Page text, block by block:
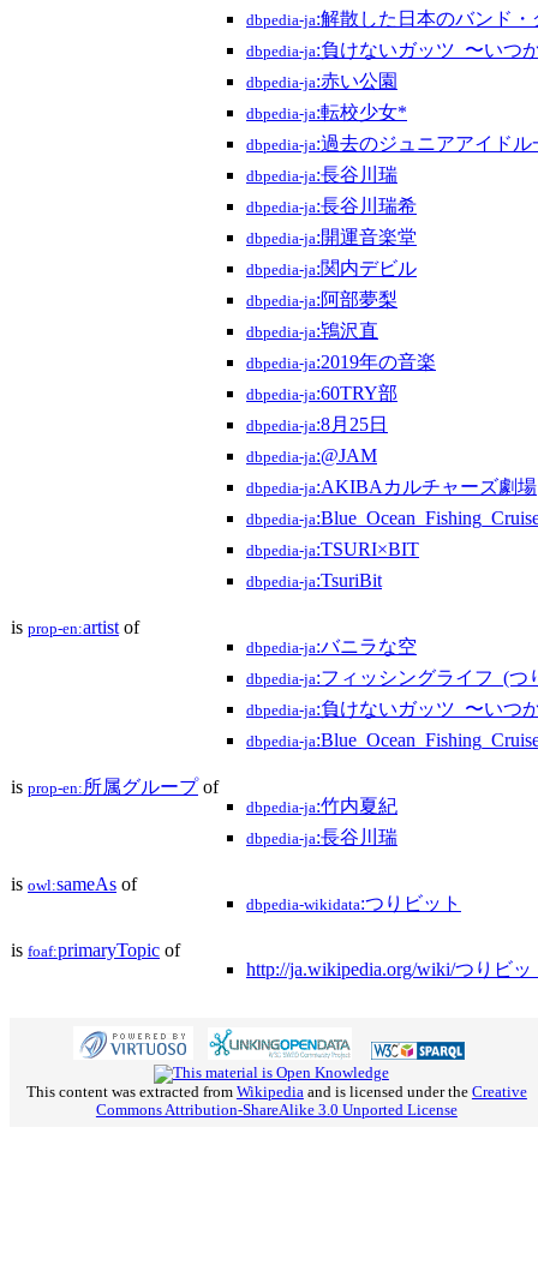
dbpedia-ja:解散した日本のバンド
dbpedia-ja:負けないガッツ_〜いつ
dbpedia-ja:赤い公園
dbpedia-ja:転校少女*
dbpedia-ja:過去のジュニアアイドル
dbpedia-ja:長谷川瑞
dbpedia-ja:長谷川瑞希
dbpedia-ja:開運音楽堂
dbpedia-ja:関内デビル
dbpedia-ja:阿部夢梨
dbpedia-ja:鴇沢直
dbpedia-ja:2019年の音楽
dbpedia-ja:60TRY部
dbpedia-ja:8月25日
dbpedia-ja:@JAM
dbpedia-ja:AKIBAカルチャーズ劇場
dbpedia-ja
dbpedia-ja:TSURI×BIT
dbpedia-ja:TsuriBit
is prop-en:artistof
dbpedia-ja:バニラな空
dbpedia-ja:フィッシングライフ_(つ
dbpedia-ja:負けないガッツ_〜いつ
dbpedia-ja
is prop-en:所属グループof
dbpedia-ja:竹内夏紀
dbpedia-ja:長谷川瑞
is owl:sameAs of
dbpedia-wikidata:つりビット
is foaf:primaryTopic of
http://ja.wikipedia.org/wiki/つりビッ
This content was extracted from Wikipedia and is licensed under the Creative
Commons Attribution-ShareAlike 3.0 Unported License